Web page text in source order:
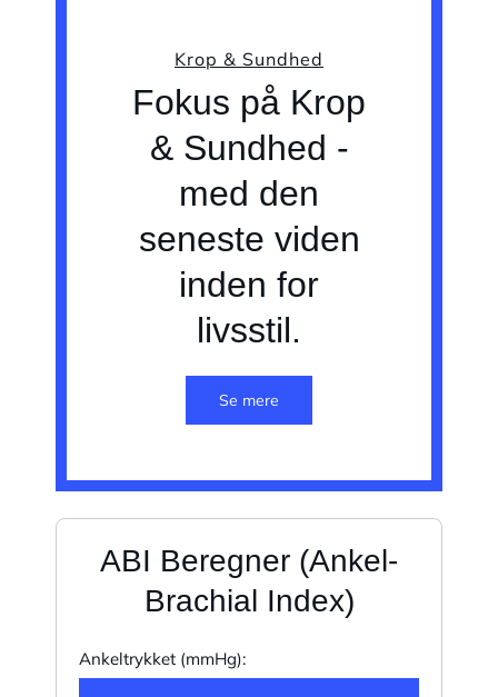
Krop & Sundhed
Fokus på Krop
& Sundhed -
med den
seneste viden
inden for
livsstil.
Se mere
ABI Beregner (Ankel-
Brachial Index)
Ankeltrykket (mmHg):